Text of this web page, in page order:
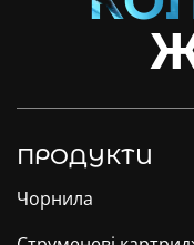
ПРОДУКТИ
Чорнила